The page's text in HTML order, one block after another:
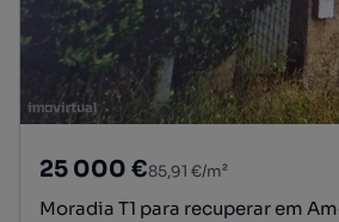
25 000 €85,91 €/m²
Moradia T1 para recuperar em